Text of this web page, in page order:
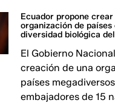
Ecuador propone crear
organización de países
diversidad biológica
El Gobierno
creación de una
países
embajadores de 15